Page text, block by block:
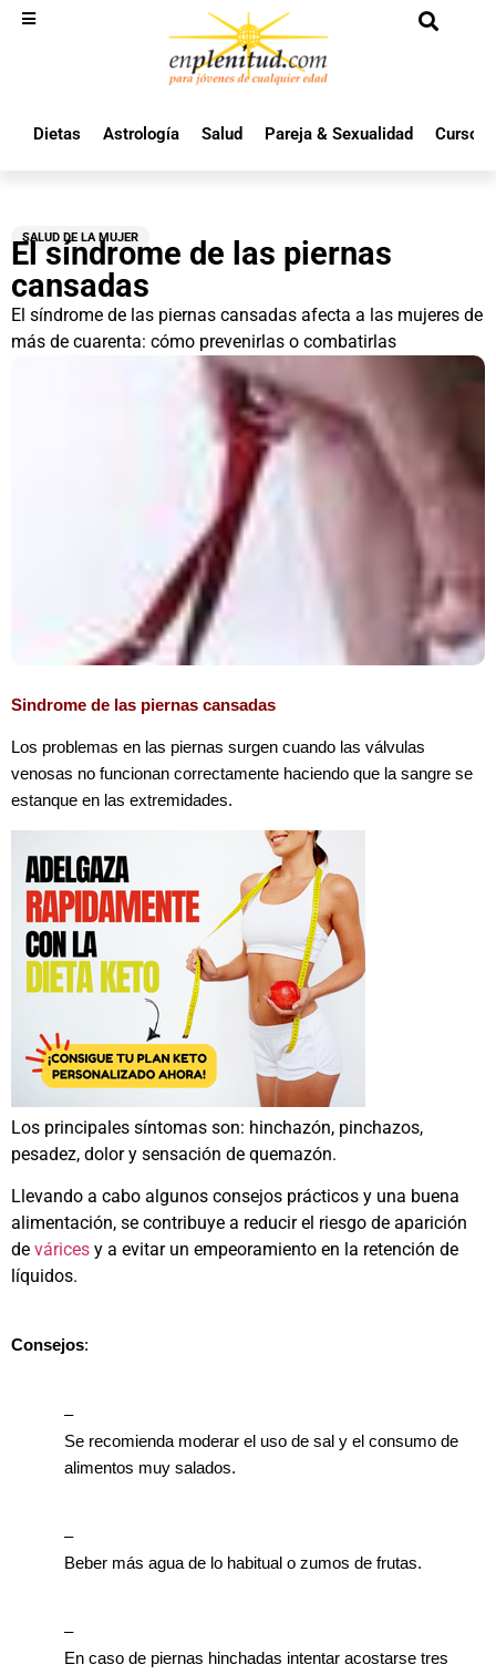
Dietas Astrología Salud Pareja & Sexualidad Cursos
SALUD DE LA MUJER
El síndrome de las piernas
cansadas
El síndrome de las piernas cansadas afecta a las mujeres de
más de cuarenta: cómo prevenirlas o combatirlas
Sindrome de las piernas cansadas
Los problemas en las piernas surgen cuando las válvulas
venosas no funcionan correctamente haciendo que la sangre se
estanque en las extremidades.
Los principales síntomas son: hinchazón, pinchazos,
pesadez, dolor y sensación de quemazón.
Llevando a cabo algunos consejos prácticos y una buena
alimentación, se contribuye a reducir el riesgo de aparición
de várices y a evitar un empeoramiento en la retención de
líquidos.
Consejos:
–
Se recomienda moderar el uso de sal y el consumo de
alimentos muy salados.
–
Beber más agua de lo habitual o zumos de frutas.
–
En caso de piernas hinchadas intentar acostarse tres